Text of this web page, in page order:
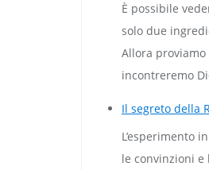
È possibile
solo due
Allora
incontreremo
Il segreto della
L’esperimento
le convinzioni e